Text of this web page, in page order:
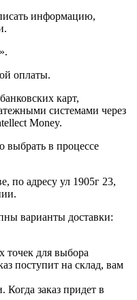
информацию,
оплаты.
карт,
системами через
Money.
в процессе
по адресу ул 1905г 23,
варианты доставки:
точек для выбора
поступит на склад, вам
Когда заказ придет в